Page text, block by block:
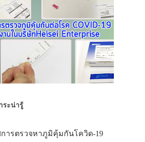
ระน่ารู้
ารตรวจหาภูมิคุ้มกันโควิด-19